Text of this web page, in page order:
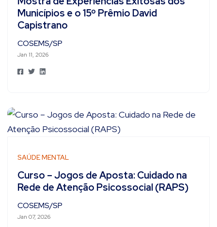
Municípios e o 15º Prêmio David
Capistrano
COSEMS/SP
Jan 11, 2026
SAÚDE MENTAL
Curso – Jogos de Aposta: Cuidado na
Rede de Atenção Psicossocial (RAPS)
COSEMS/SP
Jan 07, 2026